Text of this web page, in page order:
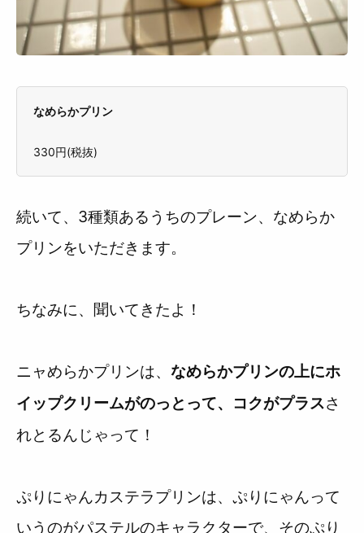
なめらかプリン
330円(税抜)
続いて、3種類あるうちのプレーン、なめらか
プリンをいただきます。
ちなみに、聞いてきたよ！
ニャめらかプリンは、 なめらかプリンの上にホ
イップクリームがのっとって、コクがプラスさ
れとるんじゃって！
ぷりにゃんカステラプリンは、ぷりにゃんって
いうのがパステルのキャラクターで、そのぷり